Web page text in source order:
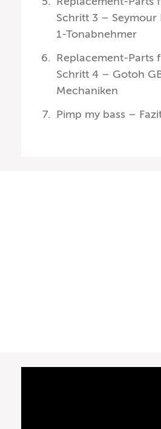
Schritt 3 – Seymour
1-Tonabnehmer
Replacement-Parts
Schritt 4 – Gotoh
Mechaniken
Pimp my bass –